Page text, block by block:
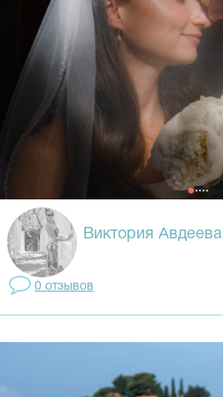
Виктория Αвдеева
0 отзывов